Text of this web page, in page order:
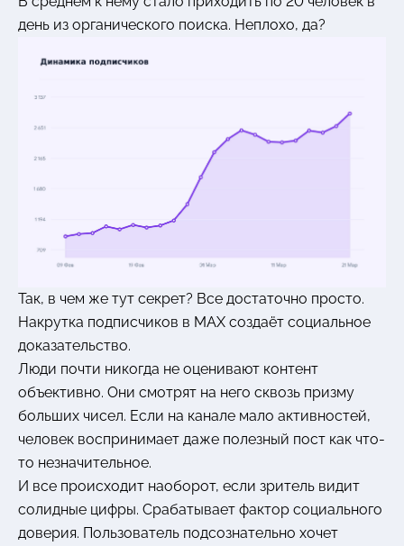
день из органического поиска. Неплохо, да?
Так, в чем же тут секрет? Все достаточно просто.
Накрутка подписчиков в MAX создаёт социальное
доказательство.
Люди почти никогда не оценивают контент
объективно. Они смотрят на него сквозь призму
больших чисел. Если на канале мало активностей,
человек воспринимает даже полезный пост как что-
то незначительное.
И все происходит наоборот, если зритель видит
солидные цифры. Срабатывает фактор социального
доверия. Пользователь подсознательно хочет